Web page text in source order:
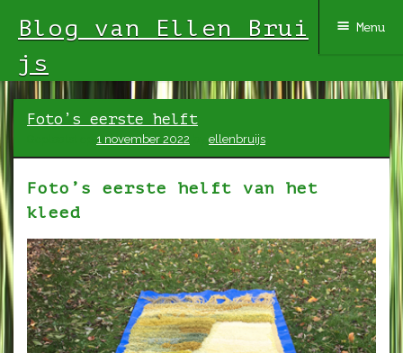
Blog van Ellen Brui
js
Menu
Spring
naarFoto’s eerste helft
1 november 2022 ellenbruijs
Foto’s eerste helft van het
kleed